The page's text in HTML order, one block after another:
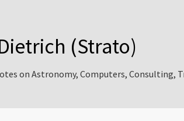
(Strato)
on Astronomy, Computers, Consulting,